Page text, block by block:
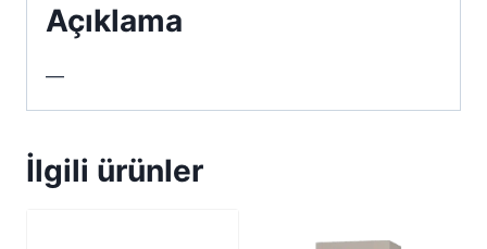
Açıklama
—
İlgili ürünler